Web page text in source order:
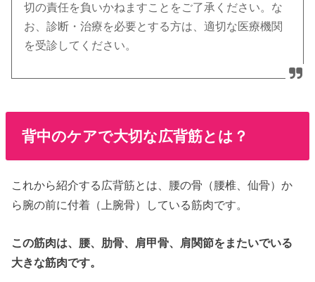
切の責任を負いかねますことをご了承ください。な
お、診断・治療を必要とする方は、適切な医療機関
を受診してください。
背中のケアで大切な広背筋とは？
これから紹介する広背筋とは、腰の骨（腰椎、仙骨）か
ら腕の前に付着（上腕骨）している筋肉です。
この筋肉は、腰、肋骨、肩甲骨、肩関節をまたいでいる
大きな筋肉です。